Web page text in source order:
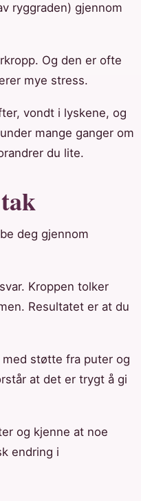
ryggraden) gjennom
Og den er ofte
mye stress.
vondt i lyskene, og
mange ganger om
du lite.
deg gjennom
Kroppen tolker
Resultatet er at du
støtte fra puter og
at det er trygt å gi
og kjenne at noe
endring i